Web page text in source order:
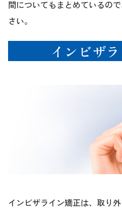
間についてもまとめているの
さい。
インビザ
インビザライン矯正は、取り